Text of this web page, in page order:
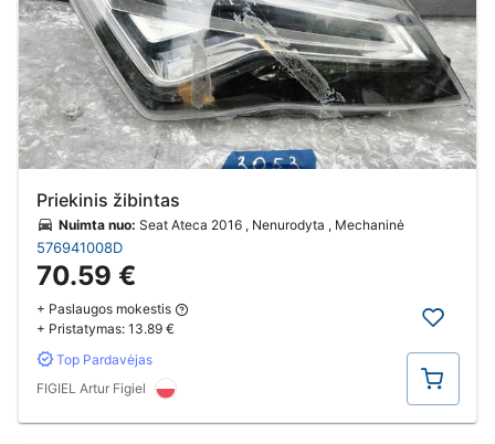
Priekinis žibintas
Nuimta nuo: Seat Ateca 2016 , Nenurodyta , Mechaninė
576941008D
70.59 €
+ Paslaugos mokestis
+ Pristatymas: 13.89 €
Top Pardavėjas
FIGIEL Artur Figiel